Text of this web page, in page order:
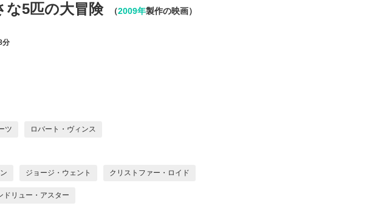
な5匹の大冒険 （2009年製作の映画）
分
ツ ロバート・ヴィンス
ジョージ・ウェント クリストファー・ロイド
ドリュー・アスター